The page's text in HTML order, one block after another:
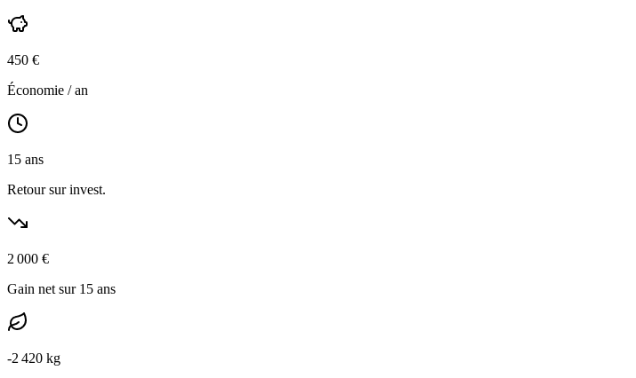
450 €
Économie / an
15 ans
Retour sur invest.
2 000 €
Gain net sur 15 ans
-2 420 kg